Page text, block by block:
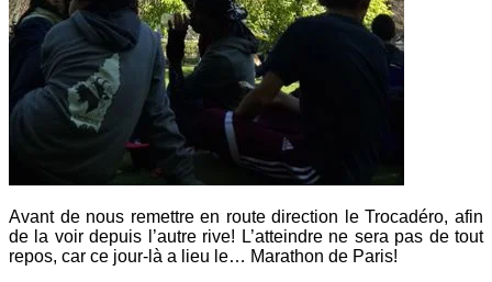
Avant de nous remettre en route direction le Trocadéro, afin
de la voir depuis l’autre rive! L’atteindre ne sera pas de tout
repos, car ce jour-là a lieu le… Marathon de Paris!